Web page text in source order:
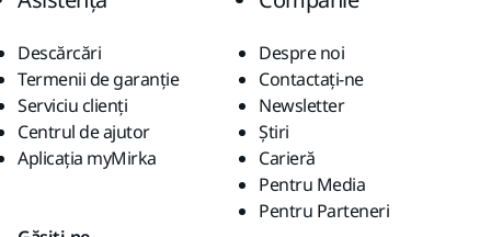
Descărcări
Termenii de garanție
Serviciu clienți
Centrul de ajutor
Aplicația myMirka
Despre noi
Contactaţi-ne
Newsletter
Știri
Carieră
Pentru Media
Pentru Parteneri